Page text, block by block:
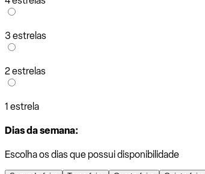
3 estrelas
2 estrelas
1 estrela
Dias da semana:
Escolha os dias que possui disponibilidade